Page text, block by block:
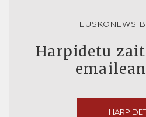
EUSKONEWS
Harpidetu